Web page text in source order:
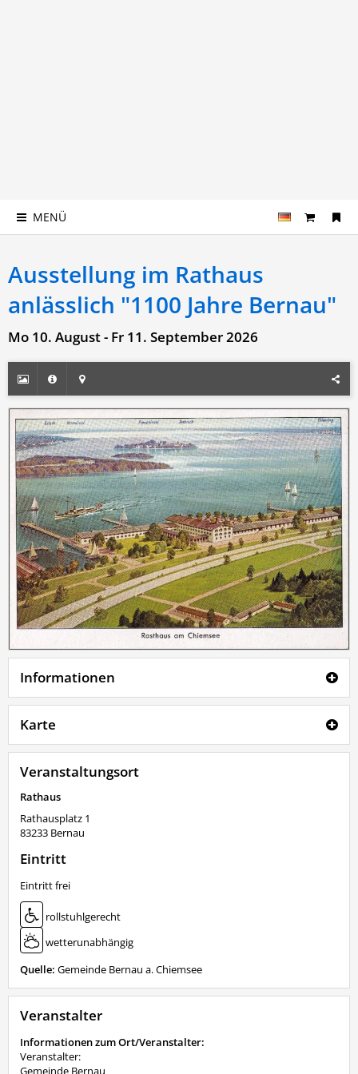
MENÜ
Ausstellung im Rathaus
anlässlich "1100 Jahre Bernau"
Mo 10. August - Fr 11. September 2026
Informationen
Karte
Veranstaltungsort
Rathaus
Rathausplatz 1
83233 Bernau
Eintritt
Eintritt frei
rollstuhlgerecht
wetterunabhängig
Quelle: Gemeinde Bernau a. Chiemsee
Veranstalter
Informationen zum Ort/Veranstalter:
Veranstalter:
Gemeinde Bernau